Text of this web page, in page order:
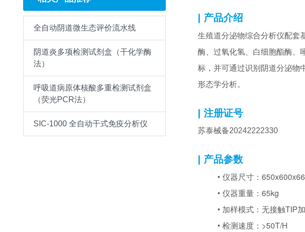
全自动阴道微生态评价流水线
阴道炎多项检测试剂盒（干化学酶
法）
呼吸道病原体核酸多重检测试剂盒
（荧光PCR法）
SIC-1000 全自动干式免疫分析仪
| 产品介绍
生殖道分泌物综合分析仪配套
酶、过氧化氢、白细胞酯酶、
标，并可通过识别阴道分泌物
形态学分析。
| 注册证号
苏泰械备20242222330
| 产品参数
• 仪器尺寸：
• 仪器重量：65kg
• 加样模式： 无接触TIP
• 检测速度： >50T/H